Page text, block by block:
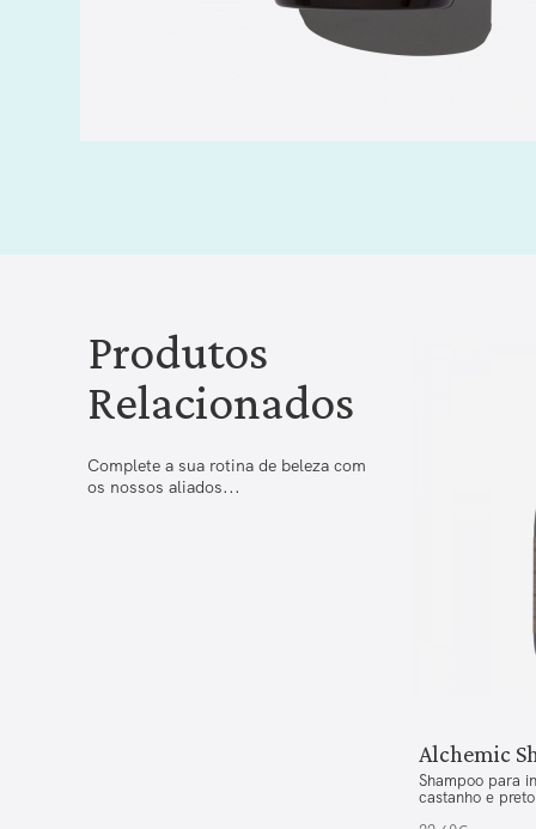
Produtos
Relacionados
Complete a sua rotina de beleza com
os nossos aliados...
Alchemic
Shampoo para
castanho e preto